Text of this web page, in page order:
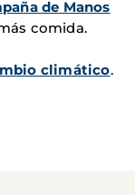
de Manos
comida.
climático.